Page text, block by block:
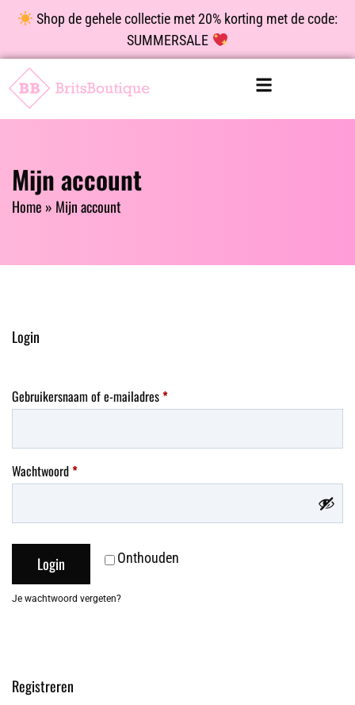
Shop de gehele collectie met 20% korting met de code:
SUMMERSALE
Mijn account
Home » Mijn account
Login
Gebruikersnaam of e-mailadres*
Wachtwoord*
Onthouden
Login
Je wachtwoord vergeten?
Registreren